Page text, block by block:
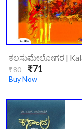
ಕಾಲದ ಕನ್ನಡಿ |
Kalada
Kannadi
₹300₹267
₹80₹71
Buy Now